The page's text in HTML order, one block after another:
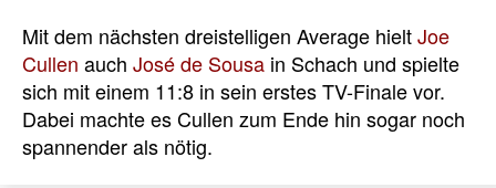
Mit dem nächsten dreistelligen Average hieltJoe
Cullen auch José de Sousa in Schach und spielte
sich mit einem 11:8 in sein erstes TV-Finale vor.
Dabei machte es Cullen zum Ende hin sogar noch
spannender als nötig.